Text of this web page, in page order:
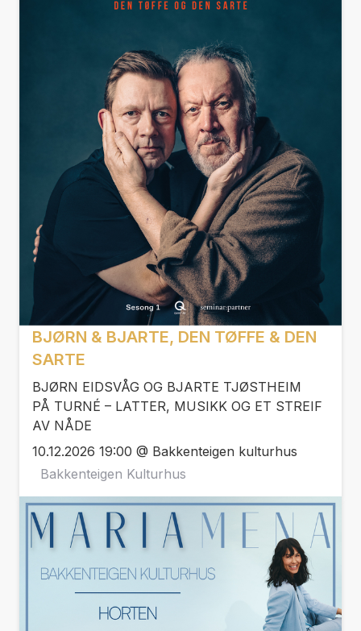
BJØRN & BJARTE, DEN TØFFE & DEN
SARTE
BJØRN EIDSVÅG OG BJARTE TJØSTHEIM
PÅ TURNÉ – LATTER, MUSIKK OG ET STREIF
AV NÅDE
10.12.2026 19:00 @ Bakkenteigen kulturhus
Bakkenteigen Kulturhus